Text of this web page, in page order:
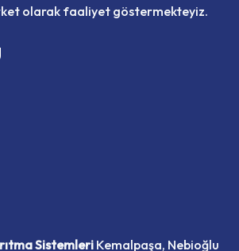
olarak faaliyet göstermekteyiz.
SistemleriKemalpaşa, Nebioğlu